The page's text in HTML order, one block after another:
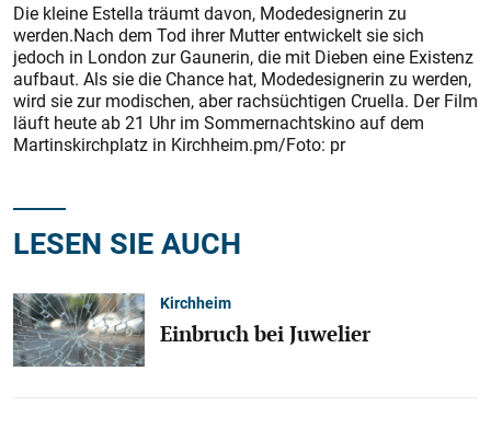
Die kleine Estella träumt davon, Modedesignerin zu
werden.Nach dem Tod ihrer Mutter entwickelt sie sich
jedoch in London zur Gaunerin, die mit Dieben eine Existenz
aufbaut. Als sie die Chance hat, Modedesignerin zu werden,
wird sie zur modischen, aber rachsüchtigen Cruella. Der Film
läuft heute ab 21 Uhr im Sommernachtskino auf dem
Martinskirchplatz in Kirchheim.pm/Foto: pr
LESEN SIE AUCH
Kirchheim
Einbruch bei Juwelier